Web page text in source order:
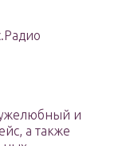
и
а также